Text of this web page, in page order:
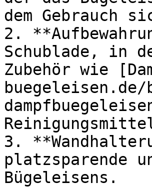
dem Gebrauch
2.
Schublade, in
Zubehör wie
3.
platzsparende
Bügeleisens.